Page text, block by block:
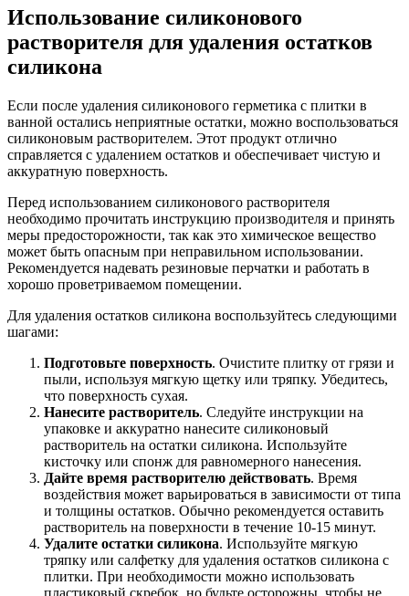
Использование силиконового
растворителя для удаления остатков
силикона
Если после удаления силиконового герметика с плитки в
ванной остались неприятные остатки, можно воспользоваться
силиконовым растворителем. Этот продукт отлично
справляется с удалением остатков и обеспечивает чистую и
аккуратную поверхность.
Перед использованием силиконового растворителя
необходимо прочитать инструкцию производителя и принять
меры предосторожности, так как это химическое вещество
может быть опасным при неправильном использовании.
Рекомендуется надевать резиновые перчатки и работать в
хорошо проветриваемом помещении.
Для удаления остатков силикона воспользуйтесь следующими
шагами:
Подготовьте поверхность. Очистите плитку от грязи и
пыли, используя мягкую щетку или тряпку. Убедитесь,
что поверхность сухая.
Нанесите растворитель. Следуйте инструкции на
упаковке и аккуратно нанесите силиконовый
растворитель на остатки силикона. Используйте
кисточку или спонж для равномерного нанесения.
Дайте время растворителю действовать. Время
воздействия может варьироваться в зависимости от типа
и толщины остатков. Обычно рекомендуется оставить
растворитель на поверхности в течение 10-15 минут.
Удалите остатки силикона. Используйте мягкую
тряпку или салфетку для удаления остатков силикона с
плитки. При необходимости можно использовать
пластиковый скребок, но будьте осторожны, чтобы не